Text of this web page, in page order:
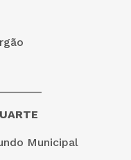
Municipal